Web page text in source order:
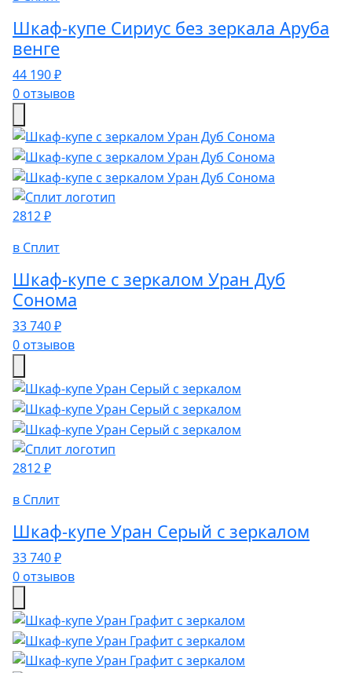
Шкаф-купе Сириус без зеркала Аруба
венге
44 190 ₽
0 отзывов
2812 ₽
в Сплит
Шкаф-купе с зеркалом Уран Дуб
Сонома
33 740 ₽
0 отзывов
2812 ₽
в Сплит
Шкаф-купе Уран Серый с зеркалом
33 740 ₽
0 отзывов